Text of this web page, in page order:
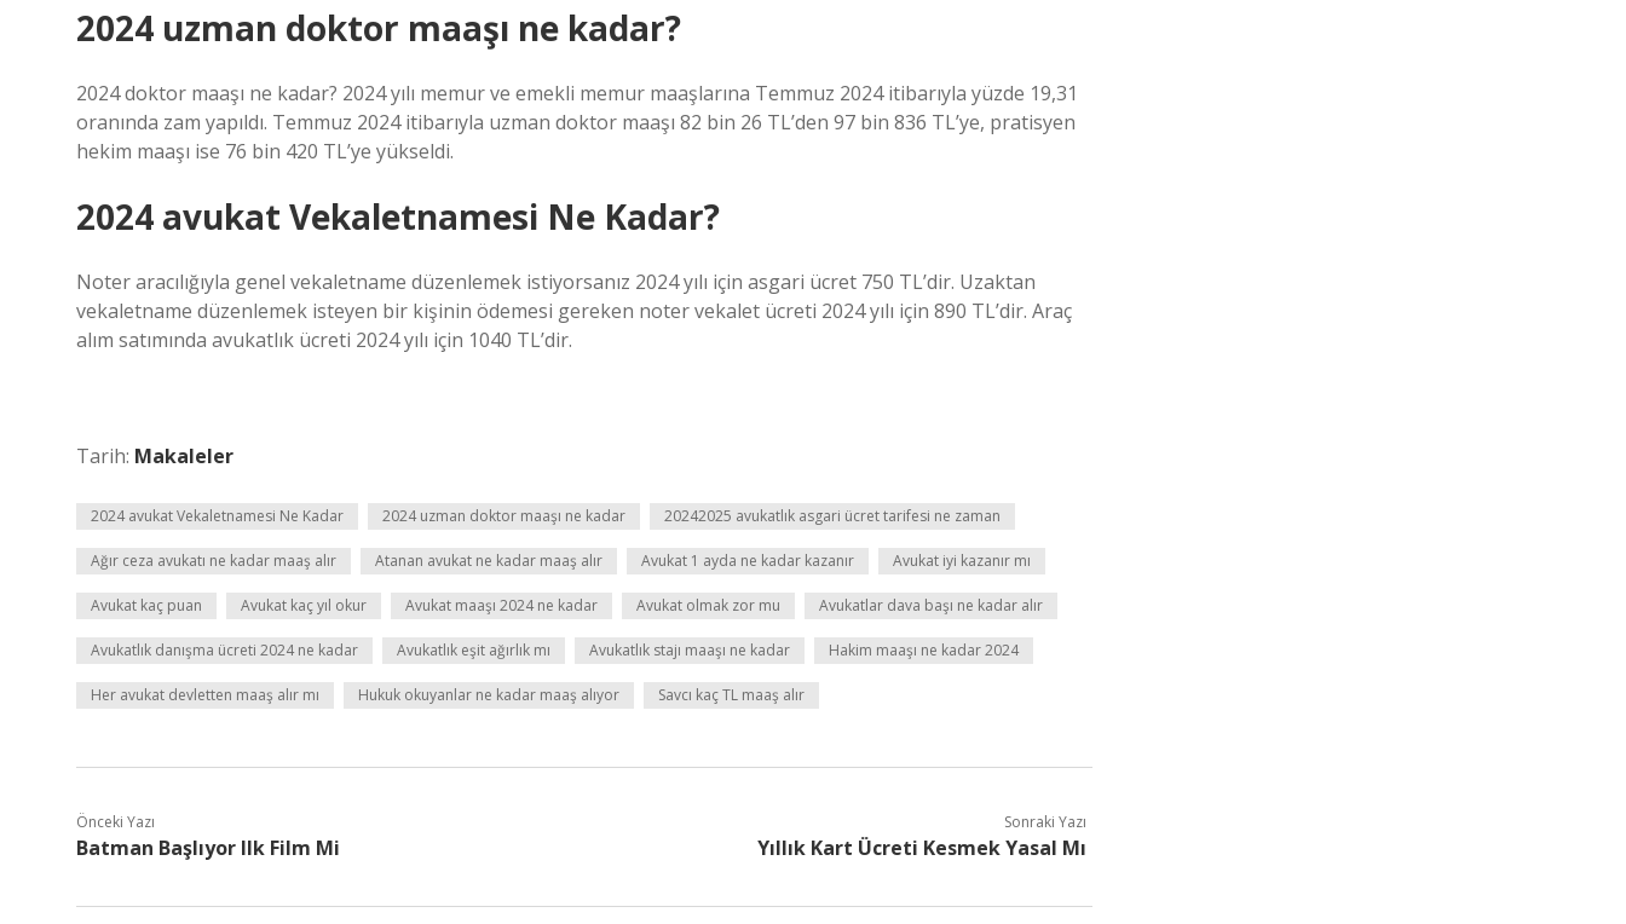
2024 uzman doktor maaşı ne kadar?
2024 doktor maaşı ne kadar? 2024 yılı memur ve emekli memur maaşlarına Temmuz 2024 itibarıyla yüzde 19,31
oranında zam yapıldı. Temmuz 2024 itibarıyla uzman doktor maaşı 82 bin 26 TL’den 97 bin 836 TL’ye, pratisyen
hekim maaşı ise 76 bin 420 TL’ye yükseldi.
2024 avukat Vekaletnamesi Ne Kadar?
Noter aracılığıyla genel vekaletname düzenlemek istiyorsanız 2024 yılı için asgari ücret 750 TL’dir. Uzaktan
vekaletname düzenlemek isteyen bir kişinin ödemesi gereken noter vekalet ücreti 2024 yılı için 890 TL’dir. Araç
alım satımında avukatlık ücreti 2024 yılı için 1040 TL’dir.
Tarih: Makaleler
2024 avukat Vekaletnamesi Ne Kadar 2024 uzman doktor maaşı ne kadar 20242025 avukatlık asgari ücret tarifesi ne zaman
Ağır ceza avukatı ne kadar maaş alır Atanan avukat ne kadar maaş alır Avukat 1 ayda ne kadar kazanır Avukat iyi kazanır mı
Avukat kaç puan Avukat kaç yıl okur Avukat maaşı 2024 ne kadar Avukat olmak zor mu Avukatlar dava başı ne kadar alır
Avukatlık danışma ücreti 2024 ne kadar Avukatlık eşit ağırlık mı Avukatlık stajı maaşı ne kadar Hakim maaşı ne kadar 2024
Her avukat devletten maaş alır mı Hukuk okuyanlar ne kadar maaş alıyor Savcı kaç TL maaş alır
Önceki Yazı
Batman Başlıyor Ilk Film Mi
Sonraki Yazı
Yıllık Kart Ücreti Kesmek Yasal Mı